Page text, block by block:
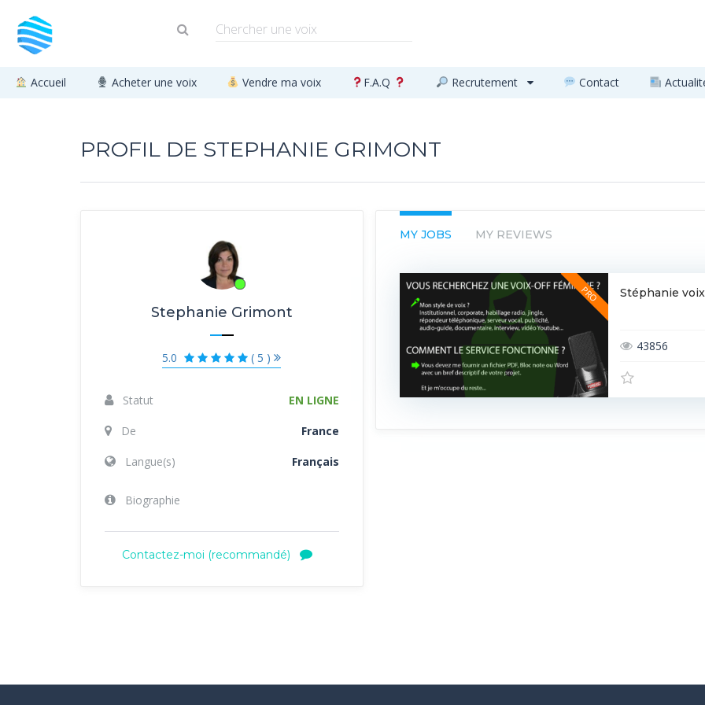
Accueil Acheter une voix Vendre ma voix F.A.Q Recrutement Contact
PROFIL DE STEPHANIE GRIMONT
Stephanie Grimont
5.0 ( 5 )
Statut EN LIGNE
De France
Langue(s) Français
Biographie
Contactez-moi (recommandé)
MY JOBS MY REVIEWS
Stéphanie
43856